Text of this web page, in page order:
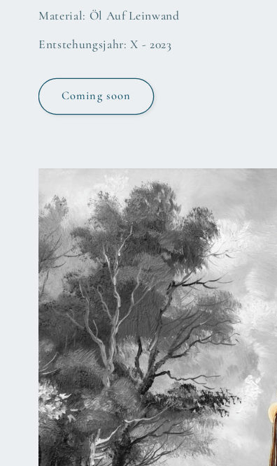
Material: Öl Auf Leinwand
Entstehungsjahr: X - 2023
Coming soon